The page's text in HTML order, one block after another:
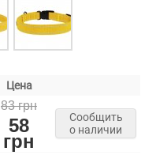
Цена
83 грн
58
грн
Сообщить
о наличии